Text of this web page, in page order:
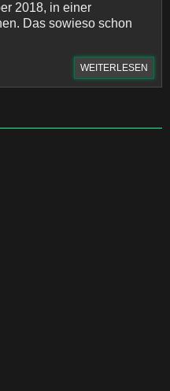
2018, in einer
Das sowieso schon
WEITERLESEN